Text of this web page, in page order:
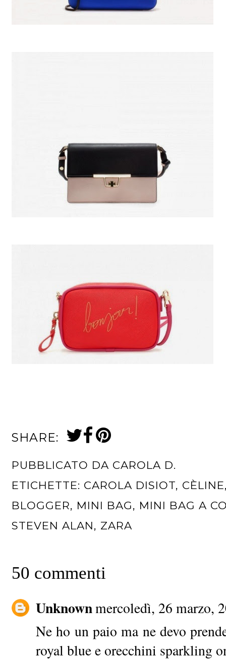
SHARE:
PUBBLICATO DA CAROLA D.
ETICHETTE: CAROLA DISIOT, CÈLINE
BLOGGER, MINI BAG, MINI BAG A
STEVEN ALAN, ZARA
50 commenti
Unknownmercoledì, 26 marzo,
Ne ho un paio ma ne devo
royal blue e orecchini sparkling